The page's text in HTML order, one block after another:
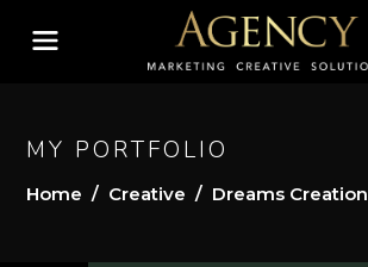
MY PORTFOLIO
Home / Creative / Dreams Creation